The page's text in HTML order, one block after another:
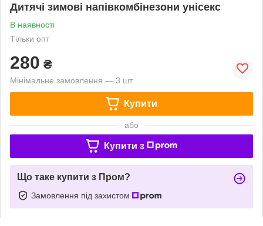
Дитячі зимові напівкомбінезони унісекс
В наявності
Тільки опт
280 ₴
Мінімальне замовлення — 3 шт.
Купити
або
Купити з
Що таке купити з Пром?
Замовлення під захистом